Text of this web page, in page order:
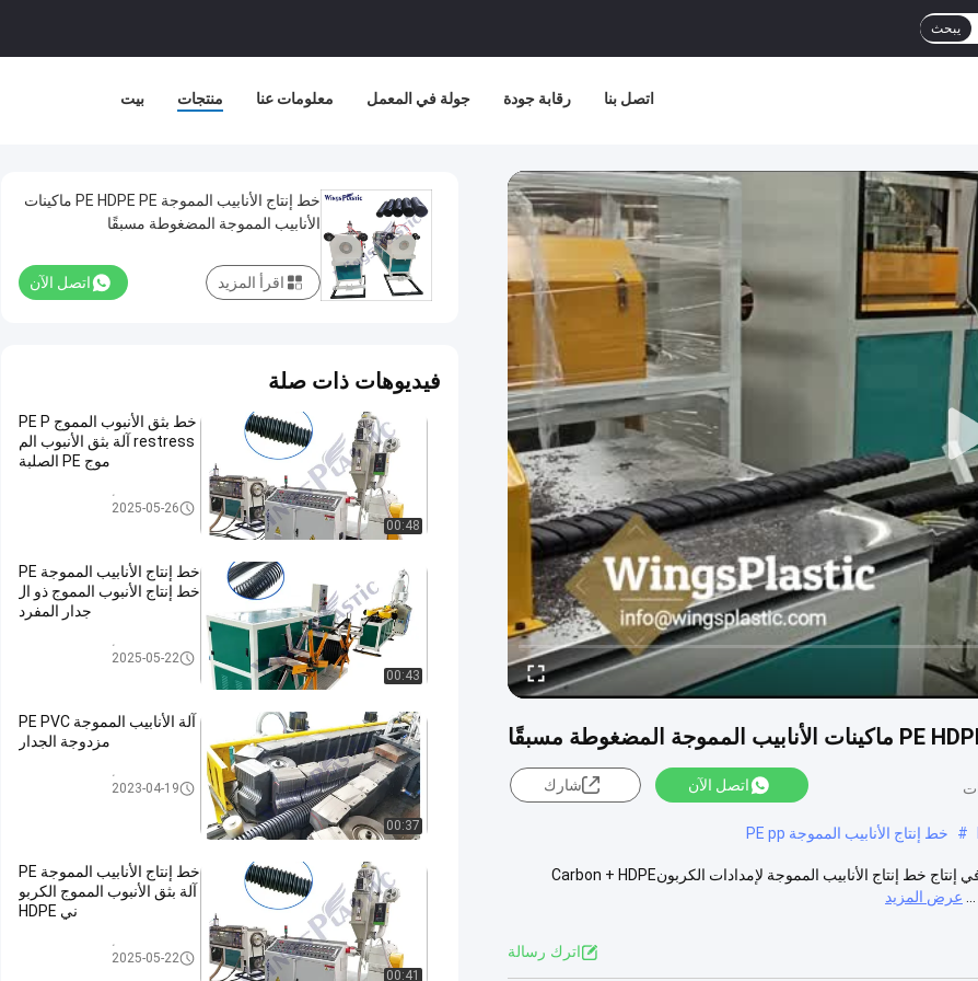
يبحث
بيت منتجات معلومات عنا جولة في المعمل رقابة جودة اتصل بنا
اتصل الآن شارك
# خط إنتاج الأنابيب المموجة PE pp
الصين خط إنتاج الأنابيب المموجة HDPE PE المزيفة / مصنع الآلات متخصص في إنتاج خط إنتاج الأنابيب المموجة لإمدادات الكربونCarbon + HDPE
عرض المزيد
اترك رسالة
خط إنتاج الأنابيب المموجة PE HDPE PE ماكينات
الأنابيب المموجة المضغوطة مسبقًا
اتصل الآن اقرأ المزيد
فيديوهات ذات صلة
00:48
خط بثق الأنبوب المموج PE P
restress آلة بثق الأنبوب الم
موج PE الصلبة
خط إنتاج الأنابيب المموجة PE
2025-05-26
00:43
خط إنتاج الأنابيب المموجة PE
خط إنتاج الأنبوب المموج ذو ال
جدار المفرد
خط إنتاج الأنابيب المموجة PE
2025-05-22
00:37
آلة الأنابيب المموجة PE PVC
مزدوجة الجدار
خط إنتاج الأنابيب المموجة PE
2023-04-19
00:41
خط إنتاج الأنابيب المموجة PE
آلة بثق الأنبوب المموج الكربو
ني HDPE
خط إنتاج الأنابيب المموجة PE
2025-05-22